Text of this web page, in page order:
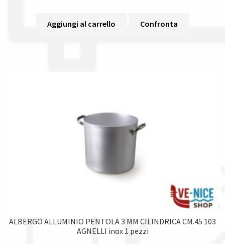
Aggiungi al carrello Confronta
ALBERGO ALLUMINIO PENTOLA 3 MM CILINDRICA CM.45 103
AGNELLI inox 1 pezzi